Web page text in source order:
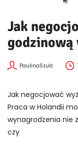
Jak
godzinową
PaulinaSzulc
Jak negocjować
Praca w Holandii
wynagrodzenia nie
czy